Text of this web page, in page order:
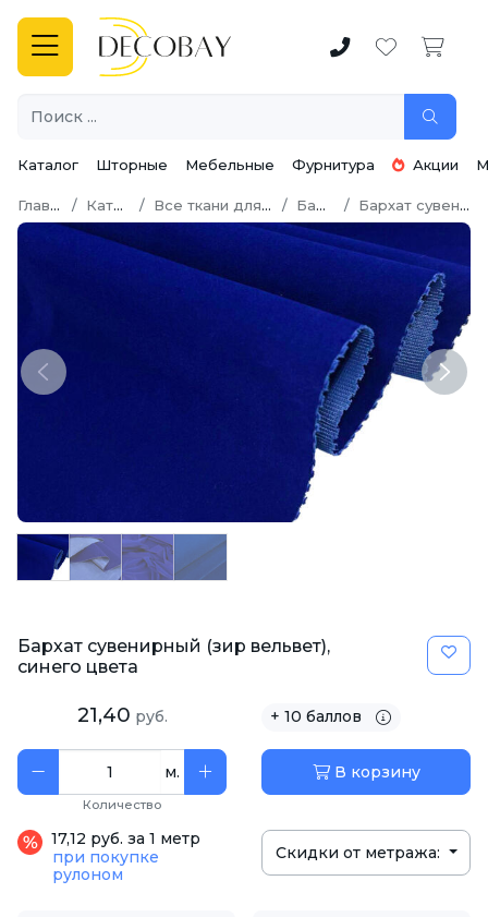
Каталог Шторные Мебельные Фурнитура Акции
Главная Каталог Все ткани для шитья Бархат Бархат сувенирный
Previous Next
Бархат сувенирный (зир вельвет),
синего цвета
21,40 руб. + 10 баллов
м.
Количество
В корзину
17,12 руб. за 1 метр
при покупке
рулоном
Скидки от метража: